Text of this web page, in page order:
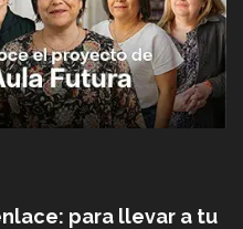
para llevar a tu